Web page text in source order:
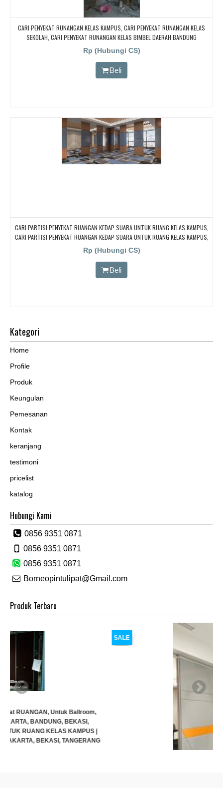
CARI PENYEKAT RUNANGAN KELAS KAMPUS, CARI PENYEKAT RUNANGAN KELAS
SEKOLAH, CARI PENYEKAT RUNANGAN KELAS BIMBEL DAERAH BANDUNG
Rp (Hubungi CS)
Beli
CARI PARTISI PENYEKAT RUANGAN KEDAP SUARA UNTUK RUANG KELAS KAMPUS,
CARI PARTISI PENYEKAT RUANGAN KEDAP SUARA UNTUK RUANG KELAS KAMPUS,
CARI PARTISI PENYEKAT RUANGAN KEDAP SUARA UNTUK RUANG KELAS KAMPUS,
CARI PARTISI PENYEKAT RUANGAN KEDAP SUARA UNTUK RUANG KELAS KAMPUS,
CARI PARTISI PENYEKAT RUANGAN KEDAP SUARA UNTUK RUANG KELAS KAMPUS
Rp (Hubungi CS)
Beli
Kategori
Home
Profile
Produk
Keungulan
Pemesanan
Kontak
keranjang
testimoni
pricelist
katalog
Hubungi Kami
0856 9351 0871
0856 9351 0871
0856 9351 0871
Borneopintulipat@Gmail.com
Produk Terbaru